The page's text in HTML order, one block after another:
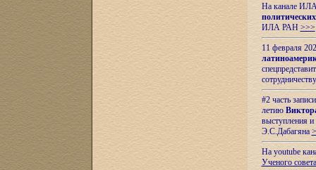
На канале
ИЛА РАН >>>
11 февраля
#2 часть
летию
выступления
Э.С.Дабагяна
На youtube
Ученого